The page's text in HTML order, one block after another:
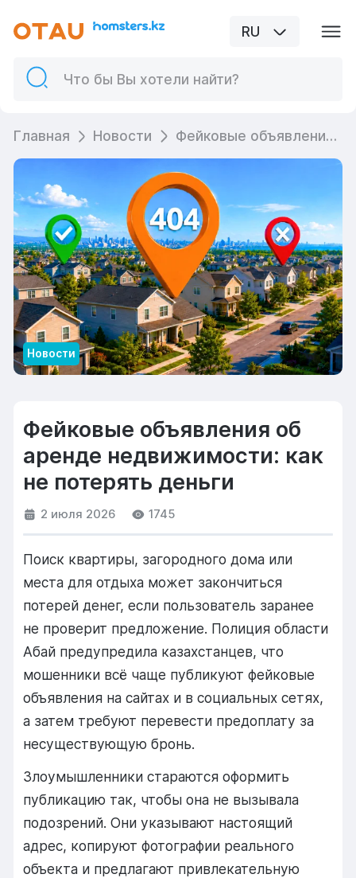
RU
Главная Новости Фейковые объявления об аренде недвижимости: как не потерять деньги
Новости
Фейковые объявления об
аренде недвижимости: как
не потерять деньги
2 июля 2026 1745
Поиск квартиры, загородного дома или
места для отдыха может закончиться
потерей денег, если пользователь заранее
не проверит предложение. Полиция области
Абай предупредила казахстанцев, что
мошенники всё чаще публикуют фейковые
объявления на сайтах и в социальных сетях,
а затем требуют перевести предоплату за
несуществующую бронь.
Злоумышленники стараются оформить
публикацию так, чтобы она не вызывала
подозрений. Они указывают настоящий
адрес, копируют фотографии реального
объекта и предлагают привлекательную